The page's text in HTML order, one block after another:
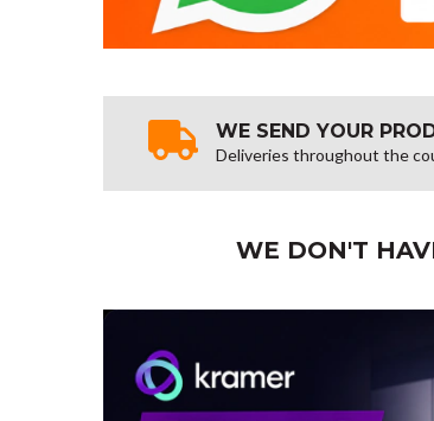
WE SEND YOUR
Deliveries throughout the
WE DON'T